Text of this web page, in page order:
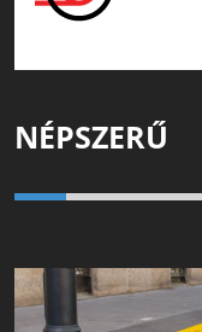
NÉPSZERŰ